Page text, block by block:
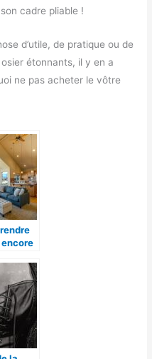
cadre pliable !
d’utile, de pratique ou de
étonnants, il y en a
ne pas acheter le vôtre